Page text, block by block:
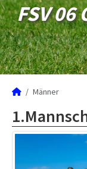
FSV 06
Männer